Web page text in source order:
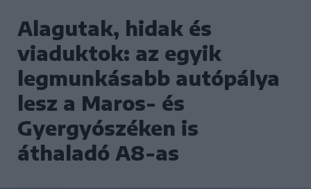
Alagutak, hidak és
viaduktok: az egyik
legmunkásabb autópálya
lesz a Maros- és
Gyergyószéken is
áthaladó A8-as